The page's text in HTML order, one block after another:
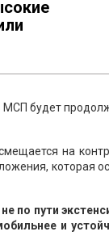
МСП будет
на
которая
по пути
и